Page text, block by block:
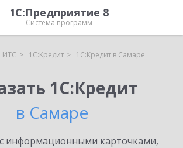
1С:Предприятие 8
Система программ
ИТС 1С:Кредит 1С:Кредит в Самаре
1С:Кредит
в Самаре
информационными карточками,